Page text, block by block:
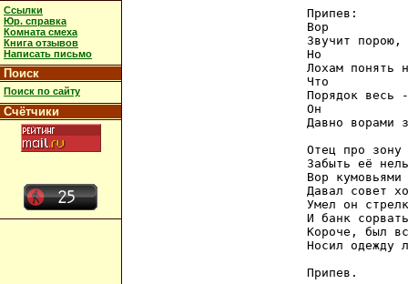
Ссылки
Юр. справка
Комната смеха
Книга отзывов
Написать письмо
Поиск
Поиск по сайту
Счётчики
Припев:
Вор
Звучит
Но
Лохам понять
Что
Порядок весь
Он
Давно ворами
Отец про зону
Забыть её
Вор
Давал совет
Умел он
И банк
Короче, был
Носил одежду
Припев.